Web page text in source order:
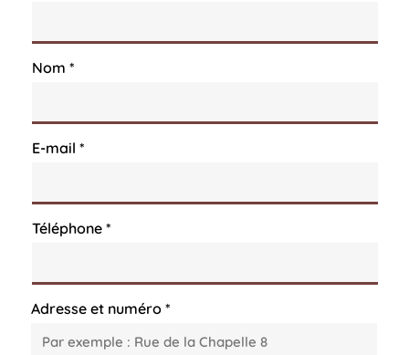
Nom
E-mail
Téléphone
Adresse et numéro